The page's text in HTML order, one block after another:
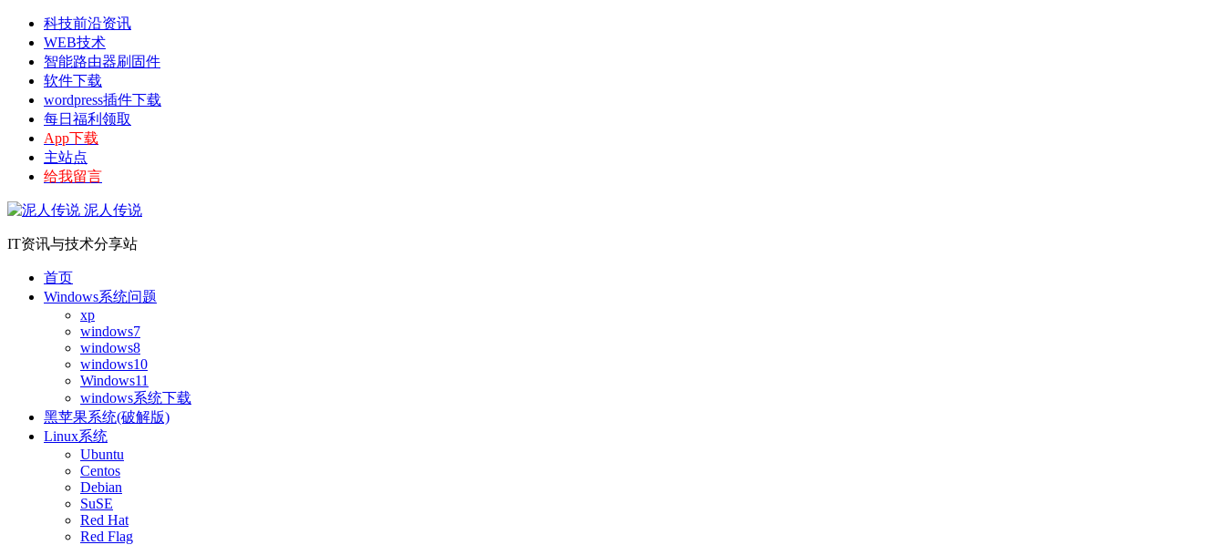
科技前沿资讯
WEB技术
智能路由器刷固件
软件下载
wordpress插件下载
每日福利领取
App下载
主站点
给我留言
泥人传说
IT资讯与技术分享站
首页
Windows系统问题
xp
windows7
windows8
windows10
Windows11
windows系统下载
黑苹果系统(破解版)
Linux系统
Ubuntu
Centos
Debian
SuSE
Red Hat
Red Flag